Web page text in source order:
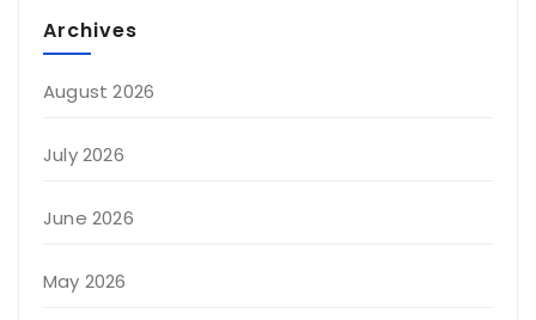
Archives
August 2026
July 2026
June 2026
May 2026